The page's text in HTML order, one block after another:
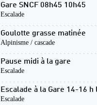
Gare SNCF 08h45 10h45
Escalade
Goulotte grasse matinée
Alpinisme / cascade
Pause midi à la gare
Escalade
Escalade à la Gare 14-16 h
Escalade